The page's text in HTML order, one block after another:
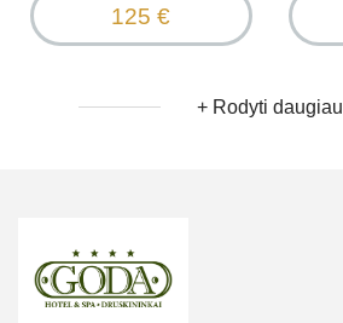
125 €
+ Rodyti daugiau